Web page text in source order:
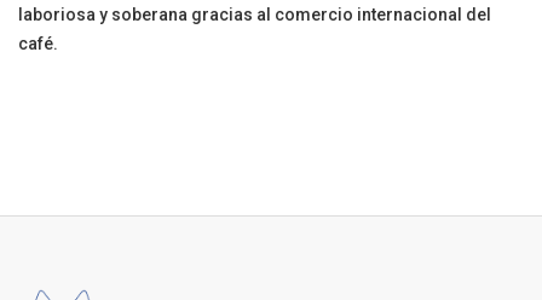
laboriosa y soberana gracias al comercio internacional del
café.